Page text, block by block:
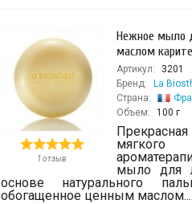
1 отзыв
Нежное мыло
маслом
Артикул:
3201
Бренд:
La
Страна:
Объем:
100 г
мыло для
основе натурального
обогащенное ценным маслом...